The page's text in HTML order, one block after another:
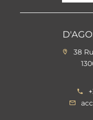
38